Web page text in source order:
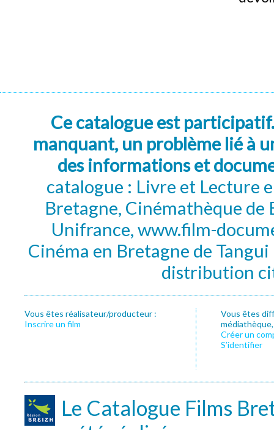
Ce catalogue est
manquant, un problème lié à
des informations et
catalogue : Livre et Lecture
Bretagne, Cinémathèque de
Unifrance, www.film-
Cinéma en Bretagne de
distribution
Vous êtes réalisateur/producteur :
Inscrire un film
Vous êtes
Créer un
S’identifier
Le Catalogue Films